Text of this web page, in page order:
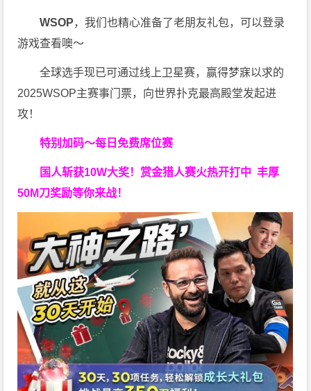
WSOP，我们也精心准备了老朋友礼包，可以登录
游戏查看噢～
全球选手现已可通过线上卫星赛，赢得梦寐以求的
2025WSOP主赛事门票，向世界扑克最高殿堂发起进
攻！
特别加码～每日免费席位赛
国人斩获10W大奖！ 赏金猎人赛火热开打中 丰厚
50M刀奖励等你来战！